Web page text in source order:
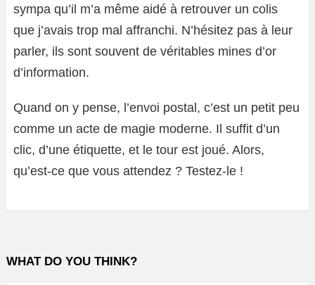
sympa qu’il m’a même aidé à retrouver un colis
que j’avais trop mal affranchi. N’hésitez pas à leur
parler, ils sont souvent de véritables mines d’or
d’information.
Quand on y pense, l’envoi postal, c’est un petit peu
comme un acte de magie moderne. Il suffit d’un
clic, d’une étiquette, et le tour est joué. Alors,
qu’est-ce que vous attendez ? Testez-le !
WHAT DO YOU THINK?